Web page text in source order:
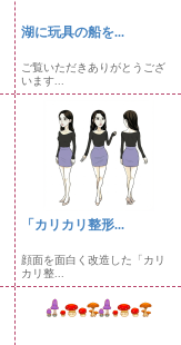
湖に玩具の船を...
ご覧いただきありがとうござ
います...
「カリカリ整形...
顔面を面白く改造した「カリ
カリ整...